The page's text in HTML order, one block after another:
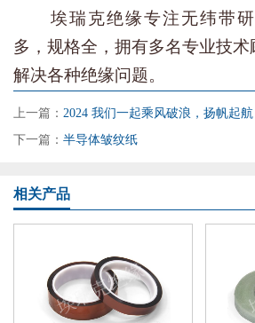
埃瑞克绝缘专注无纬带研
多，规格全，拥有多名专业技
解决各种绝缘问题。
上一篇： 2024 我们一起乘风破浪，扬帆起航
下一篇： 半导体皱纹纸
相关产品